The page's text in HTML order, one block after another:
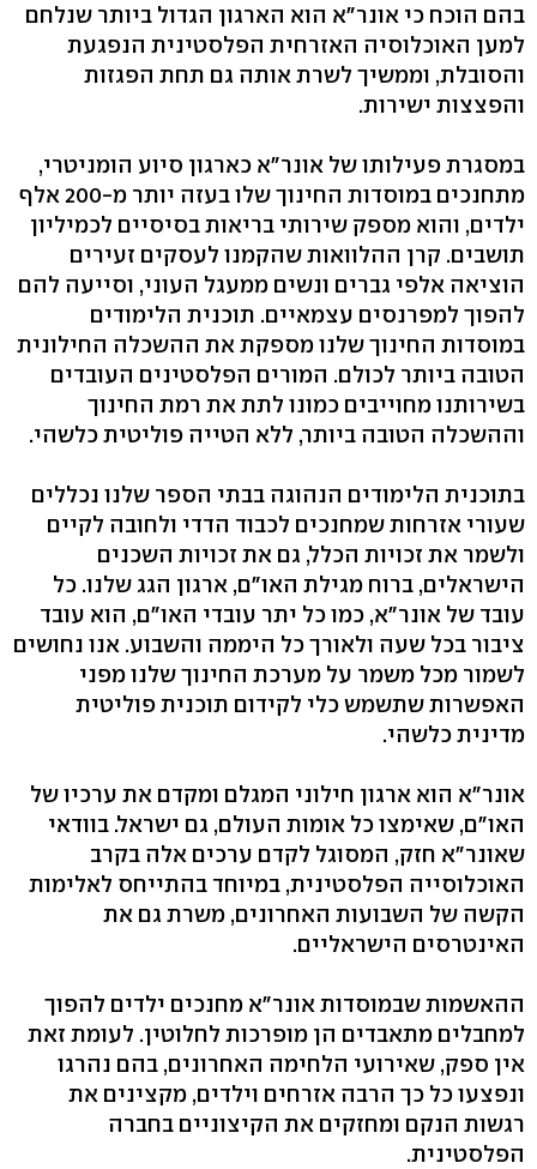
בהם הוכח כי אונר"א הוא הארגון הגדול ביותר שנלחם
למען האוכלוסיה האזרחית הפלסטינית הנפגעת
והסובלת, וממשיך לשרת אותה גם תחת הפגזות
והפצצות ישירות.
במסגרת פעילותו של אונר"א כארגון סיוע הומניטרי,
מתחנכים במוסדות החינוך שלו בעזה יותר מ-200 אלף
ילדים, והוא מספק שירותי בריאות בסיסיים לכמיליון
תושבים. קרן ההלוואות שהקמנו לעסקים זעירים
הוציאה אלפי גברים ונשים ממעגל העוני, וסייעה להם
להפוך למפרנסים עצמאיים. תוכנית הלימודים
במוסדות החינוך שלנו מספקת את ההשכלה החילונית
הטובה ביותר לכולם. המורים הפלסטינים העובדים
בשירותנו מחוייבים כמונו לתת את רמת החינוך
וההשכלה הטובה ביותר, ללא הטייה פוליטית כלשהי.
בתוכנית הלימודים הנהוגה בבתי הספר שלנו נכללים
שעורי אזרחות שמחנכים לכבוד הדדי ולחובה לקיים
ולשמר את זכויות הכלל, גם את זכויות השכנים
הישראלים, ברוח מגילת האו"ם, ארגון הגג שלנו. כל
עובד של אונר"א, כמו כל יתר עובדי האו"ם, הוא עובד
ציבור בכל שעה ולאורך כל היממה והשבוע. אנו נחושים
לשמור מכל משמר על מערכת החינוך שלנו מפני
האפשרות שתשמש כלי לקידום תוכנית פוליטית
מדינית כלשהי.
אונר"א הוא ארגון חילוני המגלם ומקדם את ערכיו של
האו"ם, שאימצו כל אומות העולם, גם ישראל. בוודאי
שאונר"א חזק, המסוגל לקדם ערכים אלה בקרב
האוכלוסייה הפלסטינית, במיוחד בהתייחס לאלימות
הקשה של השבועות האחרונים, משרת גם את
האינטרסים הישראליים.
ההאשמות שבמוסדות אונר"א מחנכים ילדים להפוך
למחבלים מתאבדים הן מופרכות לחלוטין. לעומת זאת
אין ספק, שאירועי הלחימה האחרונים, בהם נהרגו
ונפצעו כל כך הרבה אזרחים וילדים, מקצינים את
רגשות הנקם ומחזקים את הקיצוניים בחברה
הפלסטינית.